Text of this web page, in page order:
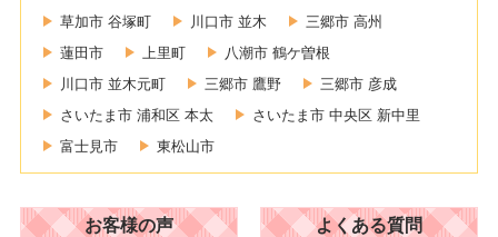
草加市 谷塚町
川口市 並木
三郷市 高州
蓮田市
上里町
八潮市 鶴ケ曽根
川口市 並木元町
三郷市 鷹野
三郷市 彦成
さいたま市 浦和区 本太
さいたま市 中央区 新中里
富士見市
東松山市
お客様の声 よくある質問